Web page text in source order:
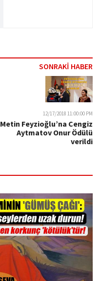
SONRAKİ HABER
12/17/2018 11:00:00 PM
Metin Feyzioğlu’na Cengiz
Aytmatov Onur Ödülü
verildi